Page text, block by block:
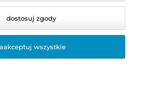
Wszelkie prawa zastrzeżone.
dostosuj zgody
wszystkie